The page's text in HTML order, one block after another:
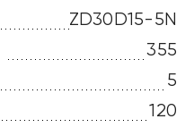
ZD30D15-5N
355
5
120